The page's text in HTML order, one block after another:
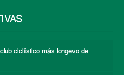
ciclístico más longevo de